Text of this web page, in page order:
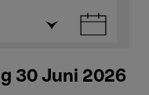
30 Juni 2026